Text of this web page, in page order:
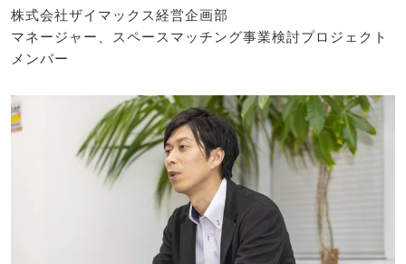
株式会社ザイマックス経営企画部
マネージャー、スペースマッチング事業検討プロジェクト
メンバー